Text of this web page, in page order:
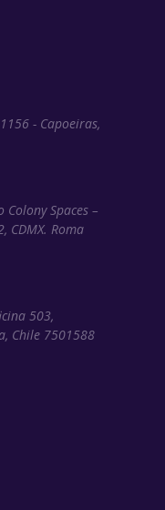
- Capoeiras,
Spaces –
CDMX. Roma
503,
Chile 7501588